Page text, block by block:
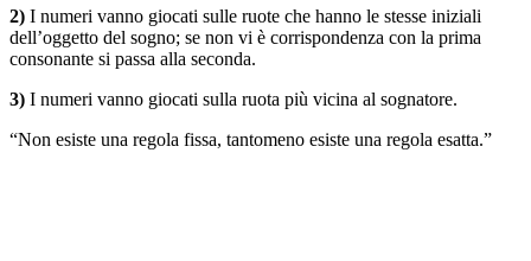
2) I numeri vanno giocati sulle ruote che hanno le stesse iniziali
dell’oggetto del sogno; se non vi è corrispondenza con la prima
consonante si passa alla seconda.
3) I numeri vanno giocati sulla ruota più vicina al sognatore.
“Non esiste una regola fissa, tantomeno esiste una regola esatta.”